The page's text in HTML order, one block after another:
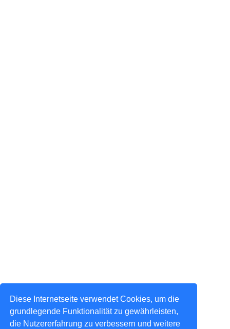
Diese Internetseite verwendet Cookies, um die
grundlegende Funktionalität zu gewährleisten,
die Nutzererfahrung zu verbessern und weitere